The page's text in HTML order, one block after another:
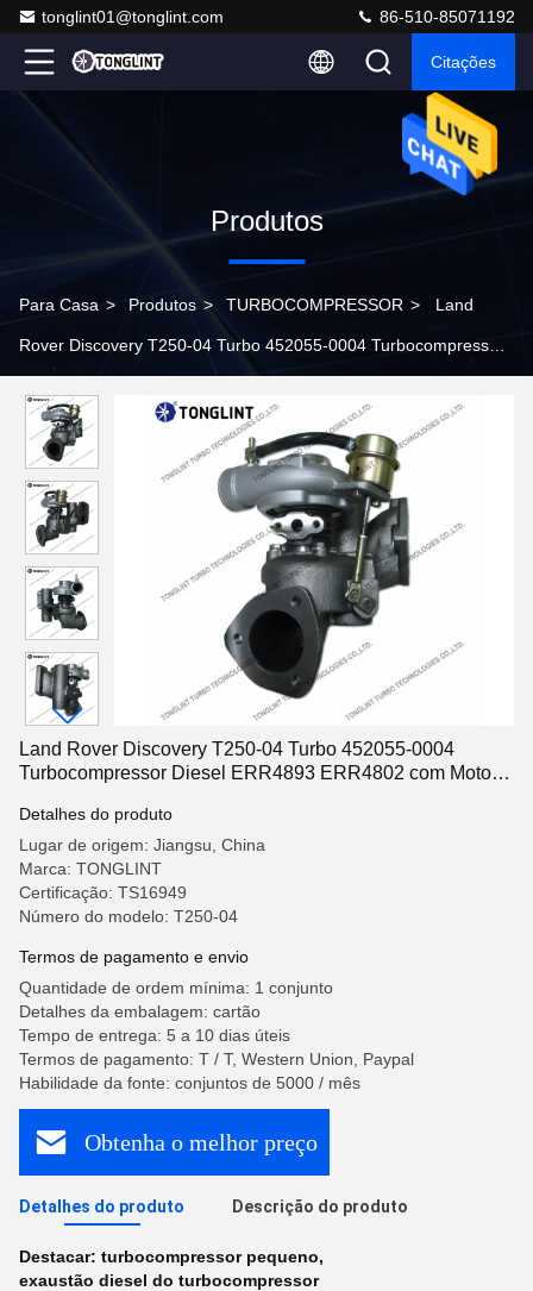
tonglint01@tonglint.com 86-510-85071192
Citações
Produtos
Para Casa > Produtos > TURBOCOMPRESSOR > Land
Rover Discovery T250-04 Turbo 452055-0004 Turbocompressor
Land Rover Discovery T250-04 Turbo 452055-0004
Turbocompressor Diesel ERR4893 ERR4802 com Motor
Detalhes do produto
Lugar de origem: Jiangsu, China
Marca: TONGLINT
Certificação: TS16949
Número do modelo: T250-04
Termos de pagamento e envio
Quantidade de ordem mínima: 1 conjunto
Detalhes da embalagem: cartão
Tempo de entrega: 5 a 10 dias úteis
Termos de pagamento: T / T, Western Union, Paypal
Habilidade da fonte: conjuntos de 5000 / mês
Obtenha o melhor preço
Detalhes do produto Descrição do produto
Destacar: turbocompressor pequeno,
exaustão diesel do turbocompressor